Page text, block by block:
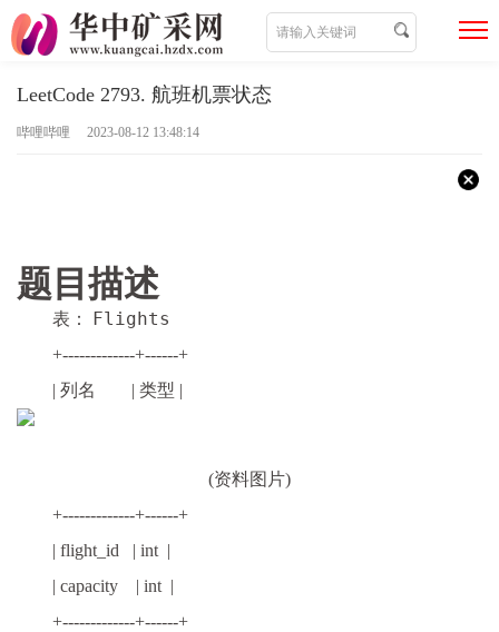
LeetCode 2793. 航班机票状态
哔哩哔哩 2023-08-12 13:48:14
题目描述
表： Flights
+-------------+------+
| 列名 | 类型 |
(资料图片)
+-------------+------+
| flight_id | int |
| capacity | int |
+-------------+------+